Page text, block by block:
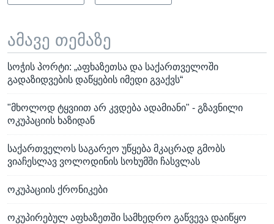
ამავე თემაზე
სოჭის პორტი: „აფხაზეთსა და საქართველოში
გადაზიდვების დაწყების იმედი გვაქვს“
"მხოლოდ ტყვიით არ კვდება ადამიანი" - გზავნილი
ოკუპაციის ხაზიდან
საქართველოს საგარეო უწყება მკაცრად გმობს
ვიაჩესლავ ვოლოდინის სოხუმში ჩასვლას
ოკუპაციის ქრონიკები
ოკუპირებულ აფხაზეთში სამხედრო გაწვევა დაიწყო